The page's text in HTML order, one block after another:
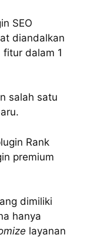
SEO
diandalkan
dalam 1
salah satu
Rank
premium
dimiliki
hanya
layanan